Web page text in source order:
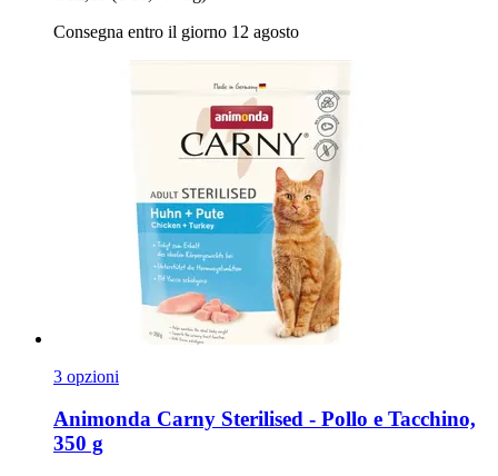
Consegna entro il giorno 12 agosto
3 opzioni
Animonda Carny Sterilised -​ Pollo e Tacchino,
350 g